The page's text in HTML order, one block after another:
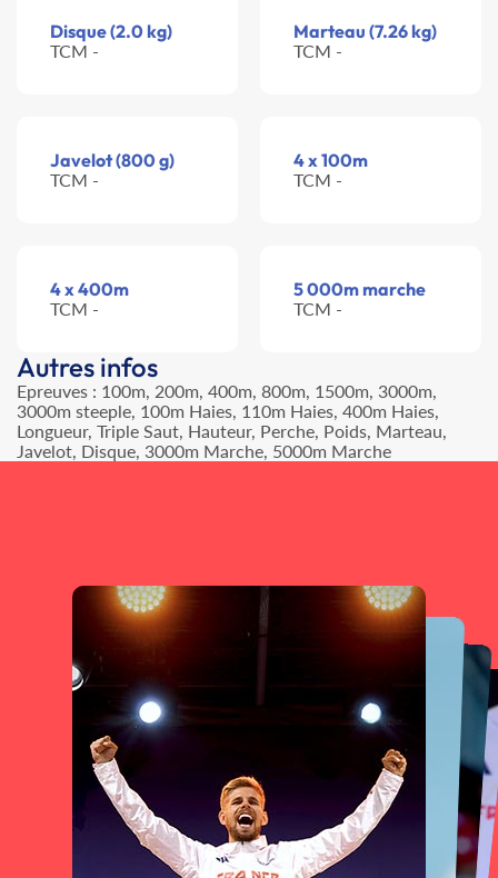
Disque (2.0 kg)
TCM -
Marteau (7.26 kg)
TCM -
Javelot (800 g)
TCM -
4 x 100m
TCM -
4 x 400m
TCM -
5 000m marche
TCM -
Autres infos
Epreuves : 100m, 200m, 400m, 800m, 1500m, 3000m,
3000m steeple, 100m Haies, 110m Haies, 400m Haies,
Longueur, Triple Saut, Hauteur, Perche, Poids, Marteau,
Javelot, Disque, 3000m Marche, 5000m Marche